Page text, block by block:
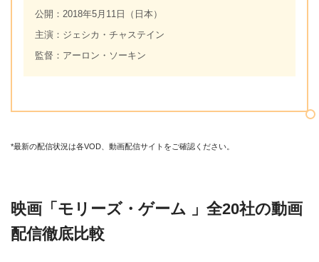
公開：2018年5月11日（日本）
主演：ジェシカ・チャステイン
監督：アーロン・ソーキン
*最新の配信状況は各VOD、動画配信サイトをご確認ください。
映画「モリーズ・ゲーム 」全20社の動画
配信徹底比較